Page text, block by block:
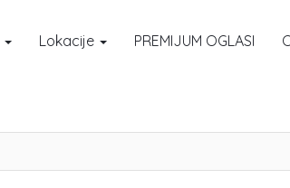
Lokacije PREMIJUM OGLASI